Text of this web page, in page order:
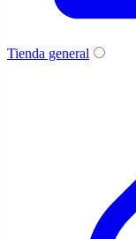
Tienda general